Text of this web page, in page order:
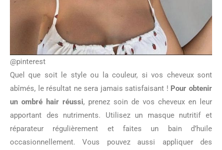
@pinterest
Quel que soit le style ou la couleur, si vos cheveux sont
abîmés, le résultat ne sera jamais satisfaisant ! Pour obtenir
un ombré hair réussi, prenez soin de vos cheveux en leur
apportant des nutriments. Utilisez un masque nutritif et
réparateur régulièrement et faites un bain d’huile
occasionnellement. Vous pouvez aussi appliquer des